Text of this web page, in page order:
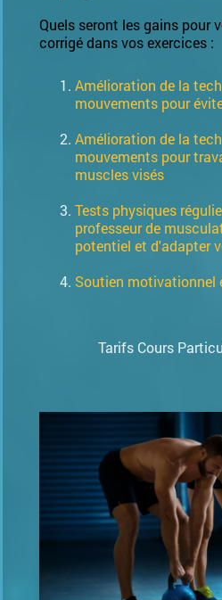
Quels seront les gains pour
corrigé dans vos exercices :
Amélioration de la
mouvements pour
Amélioration de la
mouvements pour
muscles visés
Tests physiques
professeur de
potentiel et d'adapter
Soutien motivationnel
Tarifs Cours